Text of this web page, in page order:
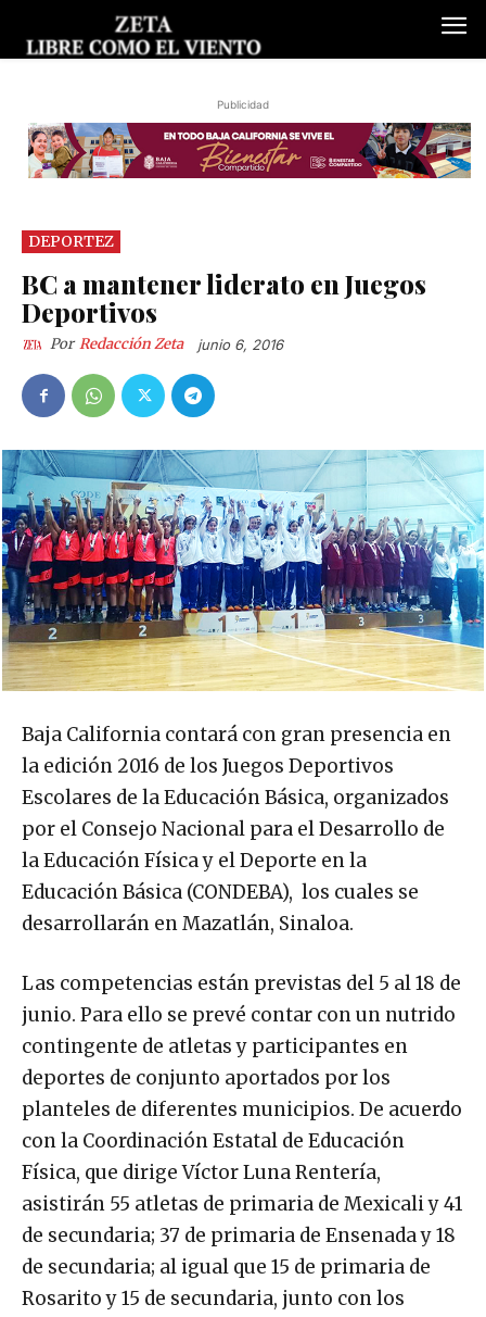
Publicidad
DEPORTEZ
BC a mantener liderato en Juegos
Deportivos
Por Redacción Zeta junio 6, 2016
Baja California contará con gran presencia en
la edición 2016 de los Juegos Deportivos
Escolares de la Educación Básica, organizados
por el Consejo Nacional para el Desarrollo de
la Educación Física y el Deporte en la
Educación Básica (CONDEBA), los cuales se
desarrollarán en Mazatlán, Sinaloa.
Las competencias están previstas del 5 al 18 de
junio. Para ello se prevé contar con un nutrido
contingente de atletas y participantes en
deportes de conjunto aportados por los
planteles de diferentes municipios. De acuerdo
con la Coordinación Estatal de Educación
Física, que dirige Víctor Luna Rentería,
asistirán 55 atletas de primaria de Mexicali y 41
de secundaria; 37 de primaria de Ensenada y 18
de secundaria; al igual que 15 de primaria de
Rosarito y 15 de secundaria, junto con los